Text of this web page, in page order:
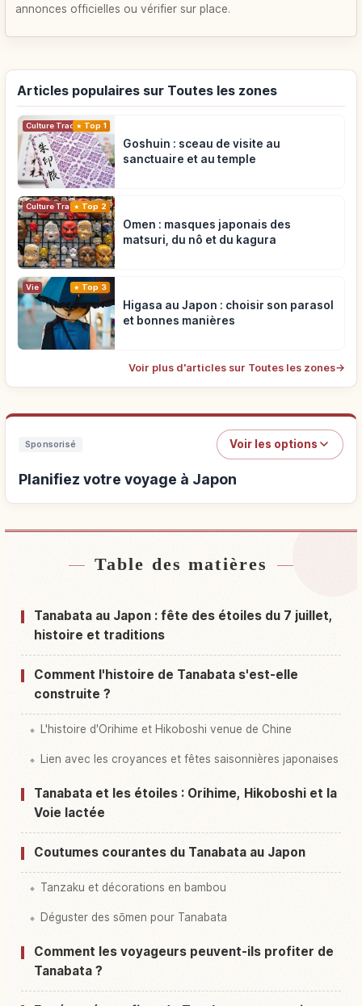
annonces officielles ou vérifier sur place.
Articles populaires sur Toutes les zones
Culture Traditionnelle
Top 1
Goshuin : sceau de visite au
sanctuaire et au temple
Culture Traditionnelle
Top 2
Omen : masques japonais des
matsuri, du nô et du kagura
Vie Top 3
Higasa au Japon : choisir son parasol
et bonnes manières
Voir plus d'articles sur Toutes les zones→
Sponsorisé Voir les options
Planifiez votre voyage à Japon
Hébergements près de Japon
Activités à Japon↗
Table des matières
Tanabata au Japon : fête des étoiles du 7 juillet,
histoire et traditions
Comment l'histoire de Tanabata s'est-elle
construite ?
L'histoire d'Orihime et Hikoboshi venue de Chine
Lien avec les croyances et fêtes saisonnières japonaises
Tanabata et les étoiles : Orihime, Hikoboshi et la
Voie lactée
Coutumes courantes du Tanabata au Japon
Tanzaku et décorations en bambou
Déguster des sōmen pour Tanabata
Comment les voyageurs peuvent-ils profiter de
Tanabata ?